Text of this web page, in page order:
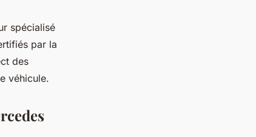
spécialisé
par la
des
véhicule.